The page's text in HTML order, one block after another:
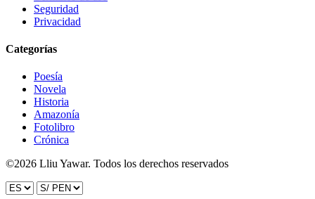
Seguridad
Privacidad
Categorías
Poesía
Novela
Historia
Amazonía
Fotolibro
Crónica
©2026 Lliu Yawar. Todos los derechos reservados